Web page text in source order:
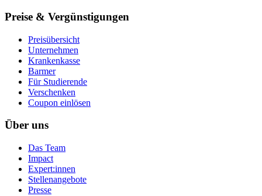
Preise & Vergünstigungen
Preisübersicht
Unternehmen
Krankenkasse
Barmer
Für Studierende
Ver­schen­ken
Coupon einlösen
Über uns
Das Team
Impact
Expert:innen
Stellenangebote
Presse